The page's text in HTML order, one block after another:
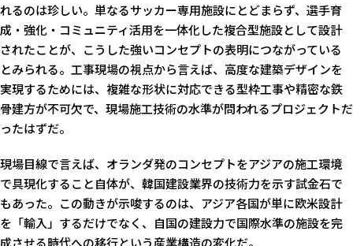
れるのは珍しい。単なるサッカー専用施設にとどまらず、選手育
成・強化・コミュニティ活用を一体化した複合型施設として設計
されたことが、こうした強いコンセプトの表明につながっている
とみられる。工事現場の視点から言えば、高度な建築デザインを
実現するためには、複雑な形状に対応できる型枠工事や精密な鉄
骨建方が不可欠で、現場施工技術の水準が問われるプロジェクトだ
ったはずだ。
現場目線で言えば、オランダ発のコンセプトをアジアの施工環境
で具現化すること自体が、韓国建設業界の技術力を示す試金石で
もあった。この動きが示唆するのは、アジア各国が単に欧米設計
を「輸入」するだけでなく、自国の建設力で国際水準の施設を完
成させる時代への移行という産業構造の変化だ。